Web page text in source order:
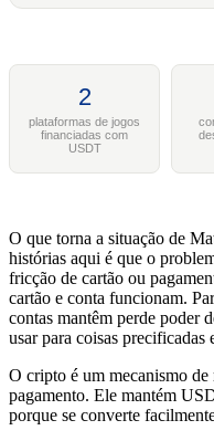
2
plataformas de jogos
financiadas com
USDT
O que torna a situação de
histórias aqui é que o
fricção de cartão ou
cartão e conta funcionam.
contas mantêm perde poder
usar para coisas precificadas
O cripto é um mecanismo
pagamento. Ele mantém
porque se converte